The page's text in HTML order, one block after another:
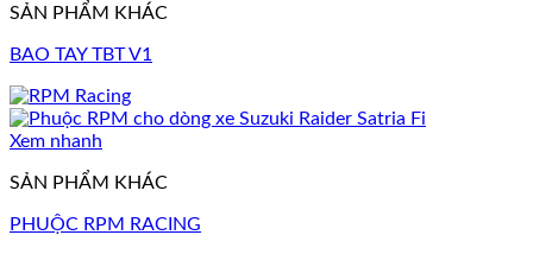
SẢN PHẨM KHÁC
BAO TAY TBT V1
Xem nhanh
SẢN PHẨM KHÁC
PHUỘC RPM RACING